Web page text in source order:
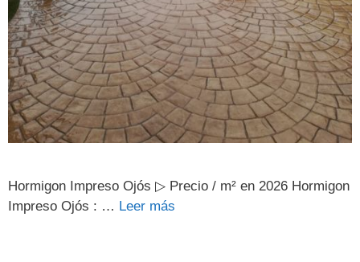
Hormigon Impreso Ojós ▷ Precio / m² en 2026 Hormigon
Impreso Ojós : … Leer más